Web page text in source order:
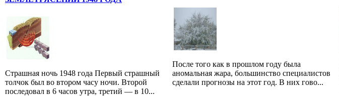
Страшная ночь 1948 года Первый страшный
толчок был во втором часу ночи. Второй
последовал в 6 часов утра, третий — в 10...
После того как в прошлом году была
аномальная жара, большинство специалистов
сделали прогнозы на этот год. В них гово...